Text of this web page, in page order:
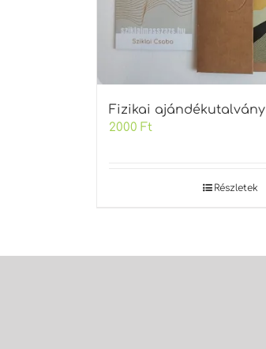
Fizikai ajándékutalvány
2000 Ft
Részletek